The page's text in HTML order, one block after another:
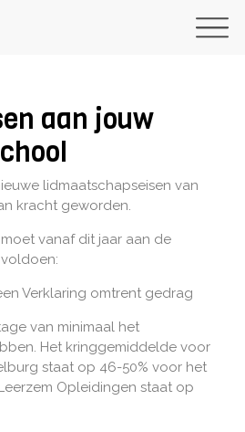
aan jouw
lidmaatschapseisen van
kracht geworden.
vanaf dit jaar aan de
Verklaring omtrent gedrag
van minimaal het
Het kringgemiddelde voor
staat op 46-50% voor het
Opleidingen staat op